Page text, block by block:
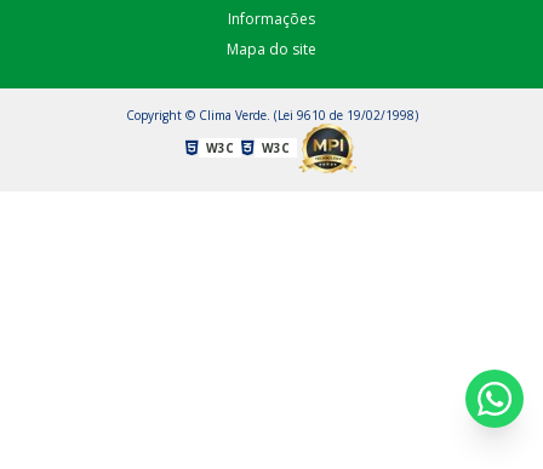
Informações
Mapa do site
Copyright © Clima Verde. (Lei 9610 de 19/02/1998)
W3C
W3C